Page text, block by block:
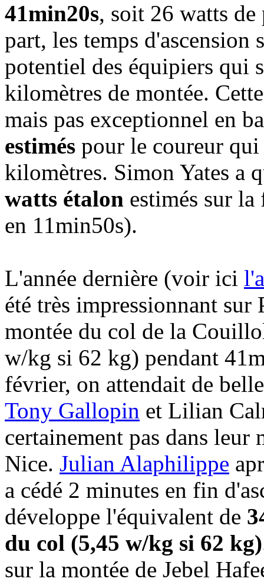
41min20s, soit 26 watts de
part, les temps
potentiel des équipiers qui
kilomètres de montée.
mais pas exceptionnel en
estimés pour le coureur qui
kilomètres. Simon Yates a
watts étalon estimés sur
en 11min50s).
L'année dernière (voir ici
été très impressionnant
montée du col de la
w/kg si 62 kg) pendant
février, on attendait de
Tony Gallopin et Lilian
certainement pas dans
Nice. Julian Alaphilippe
a cédé 2 minutes en fin
développe l'équivalent de
du col (5,45 w/kg si 62 kg)
sur la montée de Jebel